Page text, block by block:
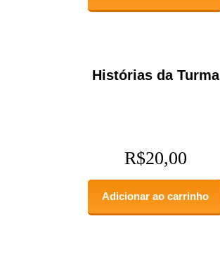
Histórias da Turma
R$20,00
Adicionar ao carrinho